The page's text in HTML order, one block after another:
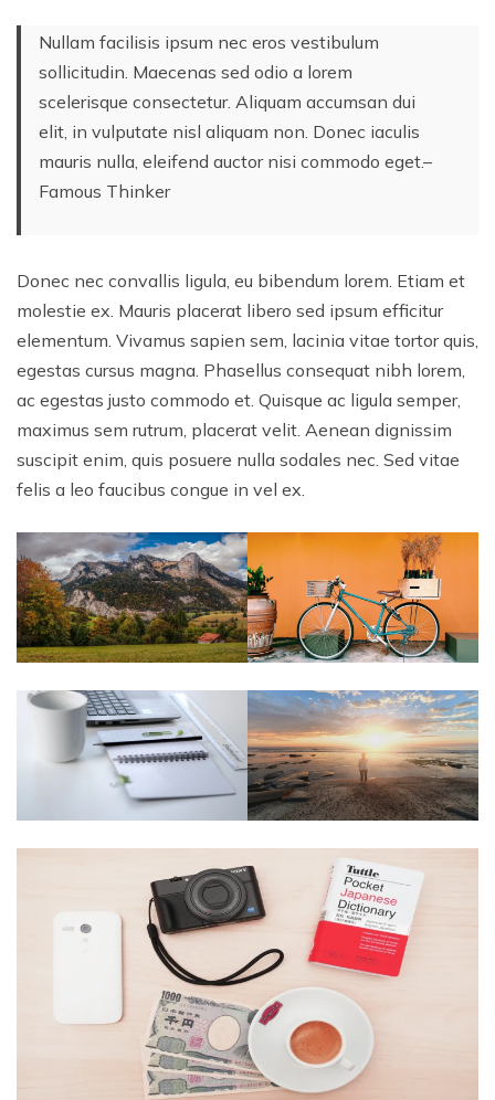
Nullam facilisis ipsum nec eros vestibulum
sollicitudin. Maecenas sed odio a lorem
scelerisque consectetur. Aliquam accumsan dui
elit, in vulputate nisl aliquam non. Donec iaculis
mauris nulla, eleifend auctor nisi commodo eget.–
Famous Thinker
Donec nec convallis ligula, eu bibendum lorem. Etiam et
molestie ex. Mauris placerat libero sed ipsum efficitur
elementum. Vivamus sapien sem, lacinia vitae tortor quis,
egestas cursus magna. Phasellus consequat nibh lorem,
ac egestas justo commodo et. Quisque ac ligula semper,
maximus sem rutrum, placerat velit. Aenean dignissim
suscipit enim, quis posuere nulla sodales nec. Sed vitae
felis a leo faucibus congue in vel ex.